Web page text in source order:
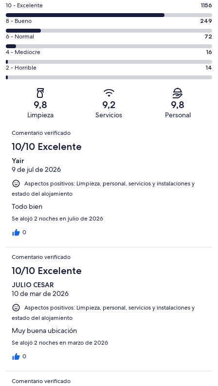
1156
comentarios
de
un
total
de
1507
con
puntuación
10 - Excelente 1156
249
comentarios
de
un
total
de
puntuación
8 - Bueno 249
72
comentarios
de
un
total
puntuación
Normal
6 - Normal 72
16
comentarios
de
una
puntuación
Mediocre
4 - Mediocre 16
14
comentarios
1507
una
puntuación
de
2 - Horrible 14
9,8
Limpieza
9,2
Servicios
9,8
Personal
Comentarios
Comentario verificado
10/10 Excelente
Yair
9 de jul de 2026
Aspectos positivos: Limpieza, personal, servicios y instalaciones y
estado del alojamiento
Todo bien
Se alojó 2 noches en julio de 2026
0
Comentario verificado
10/10 Excelente
JULIO CESAR
10 de mar de 2026
Aspectos positivos: Limpieza, personal, servicios y instalaciones y
estado del alojamiento
Muy buena ubicación
Se alojó 2 noches en marzo de 2026
0
Comentario verificado